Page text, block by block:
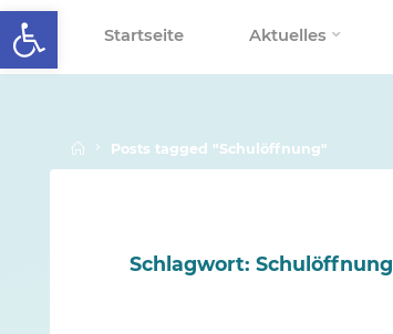
Werkzeugleiste öffnen
Skip
to
content
Startseite Aktuelles
HomePosts tagged "Schulöffnung"
Schlagwort: Schulöffnung